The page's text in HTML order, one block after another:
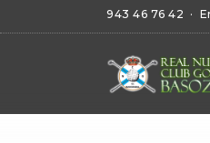
943 46 76 42 ·